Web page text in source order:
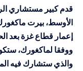
قدم كبير مستشاري
الأوسط، بيرت
إعمار قطاع غزة بعد
ووفقا لماكغورك،
والذي ستشارك فيه